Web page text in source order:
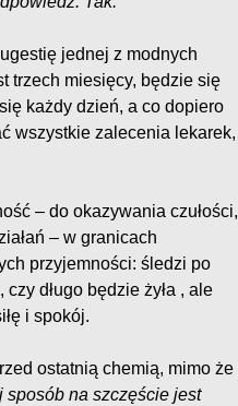
jednej z modnych
trzech miesięcy, będzie się
każdy dzień, a co dopiero
wszystkie zalecenia lekarek,
– do okazywania czułości,
– w granicach
przyjemności: śledzi po
długo będzie żyła , ale
i spokój.
ostatnią chemią, mimo że
sposób na szczęście jest